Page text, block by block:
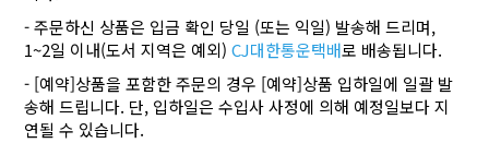
- 주문하신 상품은 입금 확인 당일 (또는 익일) 발송해 드리며,
1~2일 이내(도서 지역은 예외)CJ대한통운택배로 배송됩니다.
- [예약]상품을 포함한 주문의 경우 [예약]상품 입하일에 일괄 발
송해 드립니다. 단, 입하일은 수입사 사정에 의해 예정일보다 지
연될 수 있습니다.